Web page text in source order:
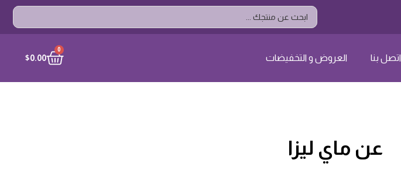
Search
...
اتصل بنا العروض و التخفيضات $0.00
0
CART
عن ماي ليزا